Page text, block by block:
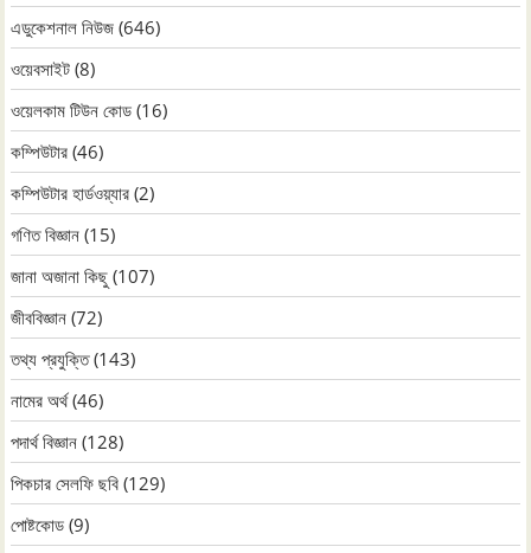
এডুকেশনাল নিউজ (646)
ওয়েবসাইট (8)
ওয়েলকাম টিউন কোড (16)
কম্পিউটার (46)
কম্পিউটার হার্ডওয়্যার (2)
গণিত বিজ্ঞান (15)
জানা অজানা কিছু (107)
জীববিজ্ঞান (72)
তথ্য প্রযুক্তি(143)
নামের অর্থ(46)
পদার্থ বিজ্ঞান (128)
পিকচার সেলফি ছবি (129)
পোষ্টকোড (9)